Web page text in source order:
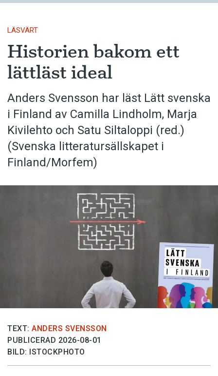
LÄSVÄRT
Historien bakom ett
lättläst ideal
Anders Svensson har läst Lätt svenska
i Finland av Camilla Lindholm, Marja
Kivilehto och Satu Siltaloppi (red.)
(Svenska litteratur­sällskapet i
Finland/Morfem)
TEXT: ANDERS SVENSSON
PUBLICERAD 2026-08-01
BILD: ISTOCKPHOTO